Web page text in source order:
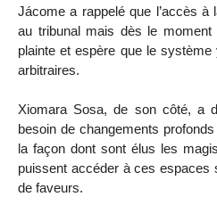
Jácome a rappelé que l’accès
au tribunal mais dès le
plainte et espère que le
arbitraires.
Xiomara Sosa, de son côté, a
besoin de changements
la façon dont sont élus les
puissent accéder à ces espaces
de faveurs.